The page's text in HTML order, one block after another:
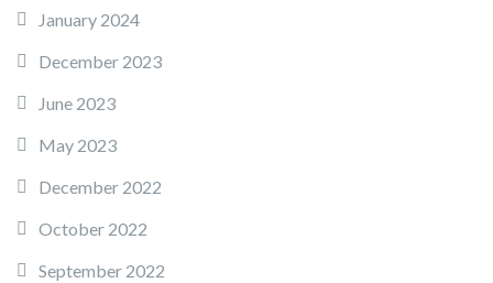
January 2024
December 2023
June 2023
May 2023
December 2022
October 2022
September 2022